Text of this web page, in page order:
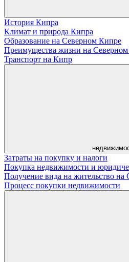
История Кипра
Климат и природа Кипра
Образование на Северном Кипре
Преимущества жизни на
Транспорт на Кипр
Затраты на покупку и налоги
Покупка недвижимости и
Получение вида на жительство
Процесс покупки недвижимости